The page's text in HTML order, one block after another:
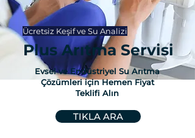
Ücretsiz Keşif ve Su Analizi
Plus Arıtma Servisi
Evsel ve Endüstriyel Su Arıtma
Çözümleri için Hemen Fiyat
Teklifi Alın
TIKLA ARA